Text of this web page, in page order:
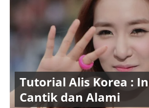
Tutorial Alis Korea :
Cantik dan Alami